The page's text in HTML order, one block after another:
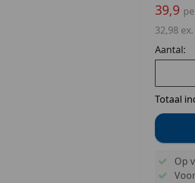
39,9
32,98
Aantal:
Totaal
Op